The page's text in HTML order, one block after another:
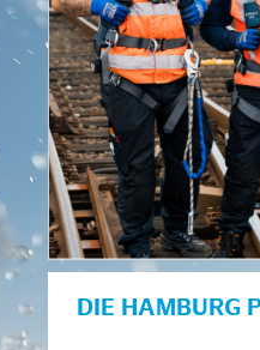
DIE HAMBURG